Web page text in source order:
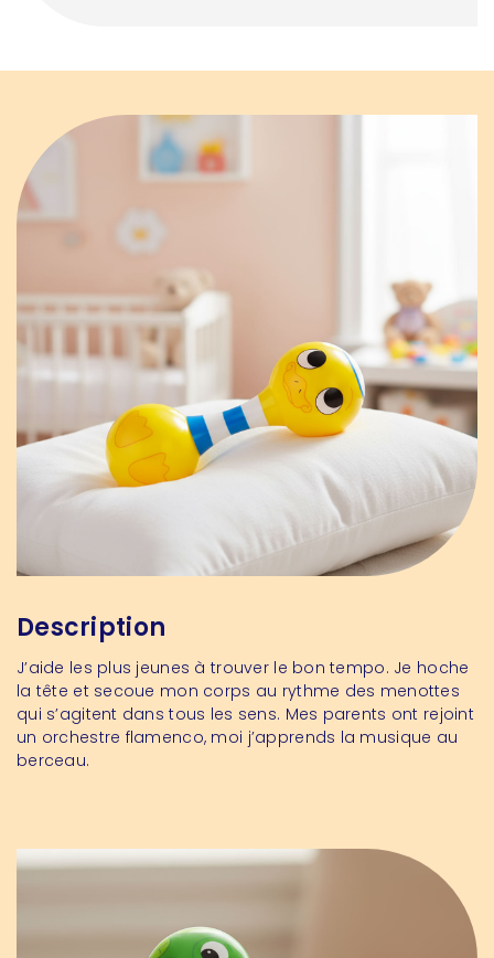
Description
J’aide les plus jeunes à trouver le bon tempo. Je hoche
la tête et secoue mon corps au rythme des menottes
qui s’agitent dans tous les sens. Mes parents ont rejoint
un orchestre flamenco, moi j’apprends la musique au
berceau.